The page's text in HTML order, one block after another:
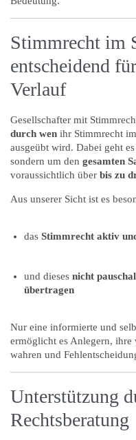
Stimmrecht im
entscheidend
Verlauf
Gesellschafter mit
durch wen ihr Stimmrecht
ausgeübt wird. Dabei geht
sondern um den gesamten
voraussichtlich über bis zu
Aus unserer Sicht ist es
das Stimmrecht aktiv
und dieses nicht
übertragen
Nur eine informierte und
ermöglicht es Anlegern, ihre
wahren und
Unterstützung
Rechtsberatung